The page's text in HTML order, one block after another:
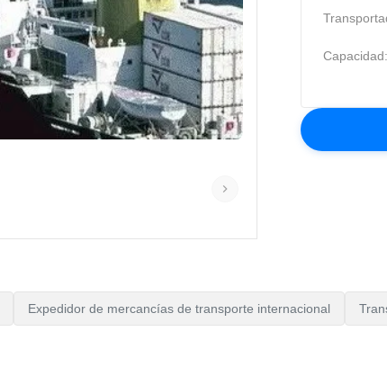
Capacidad:
Expedidor de mercancías de transporte internacional